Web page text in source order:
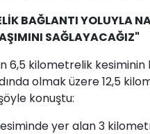
BAĞLANTI YOLUYLA
SAĞLAYACAĞIZ"
6,5 kilometrelik kesiminin
olmak üzere 12,5
konuştu:
yer alan 3